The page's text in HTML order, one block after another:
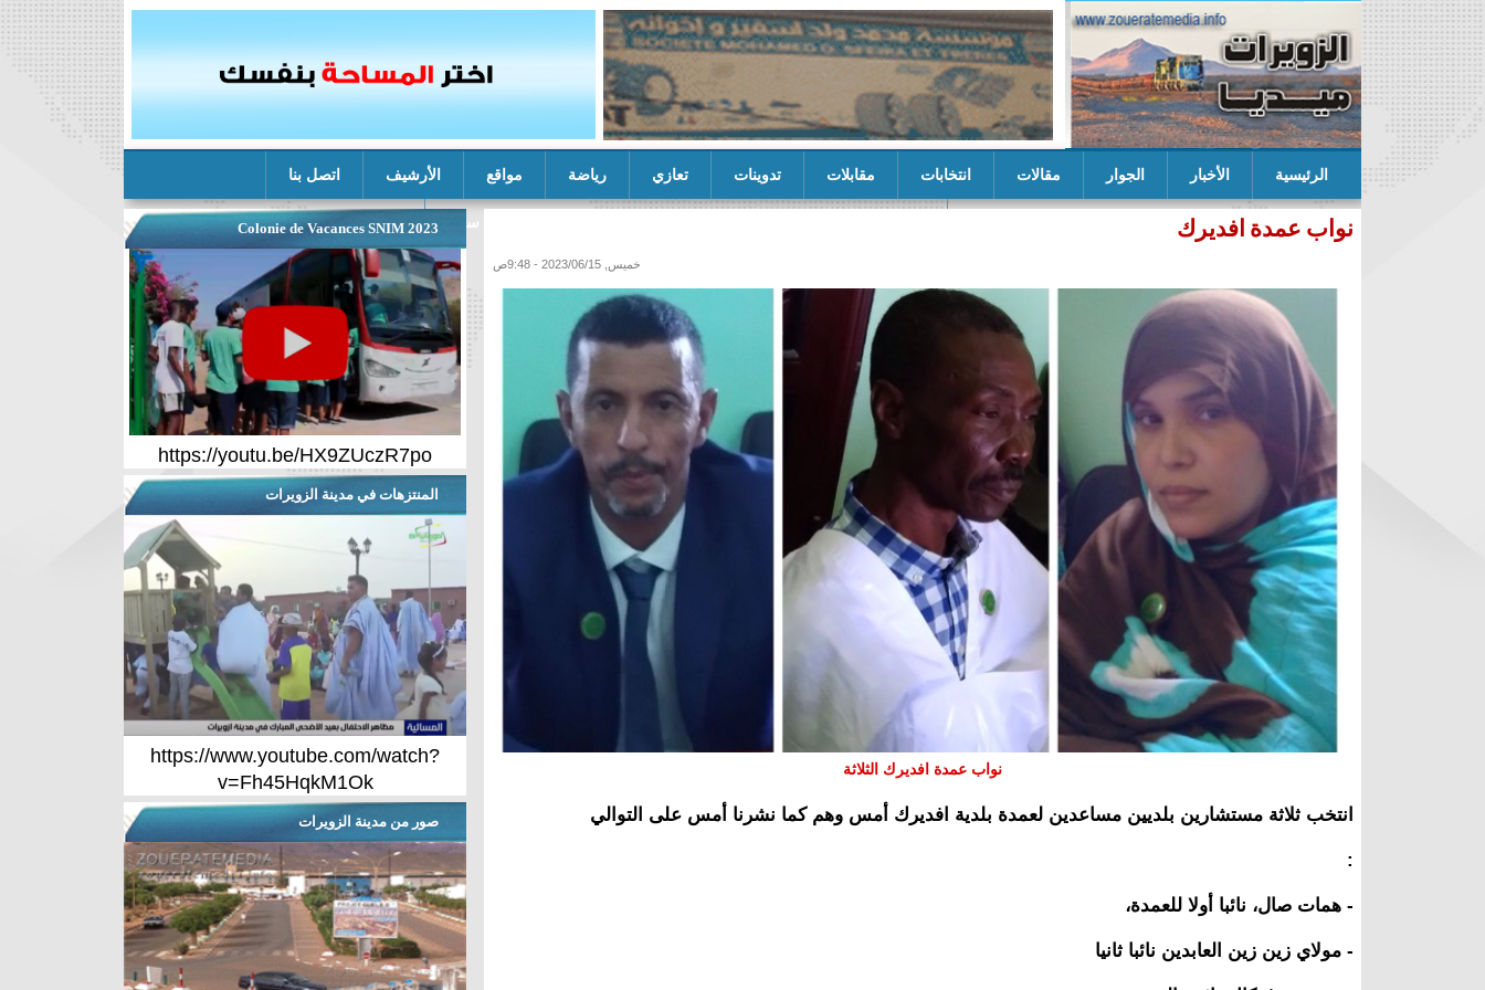
الرئيسية الأخبار الجوار مقالات انتخابات مقابلات تدوينات تعازي رياضة مواقع الأرشيف اتصل بنا
ب التكتل يعلن عن لائحته المرشحة للنيابيات في ازويرات مستشار والي تيرس زمور يشرف على تسلم منشآت خدمية من خيرية سنيم نواب عمدة افديرك
خميس, 2023/06/15 - 9:48ص
نواب عمدة افديرك الثلاثة
انتخب ثلاثة مستشارين بلديين مساعدين لعمدة بلدية افديرك أمس وهم كما نشرنا أمس على التوالي
:
- همات صال، نائبا أولا للعمدة،
- مولاي زين زين العابدين نائبا ثانيا
Colonie de Vacances SNIM 2023
https://youtu.be/HX9ZUczR7po
المنتزهات في مدينة الزويرات
https://www.youtube.com/watch?
v=Fh45HqkM1Ok
صور من مدينة الزويرات